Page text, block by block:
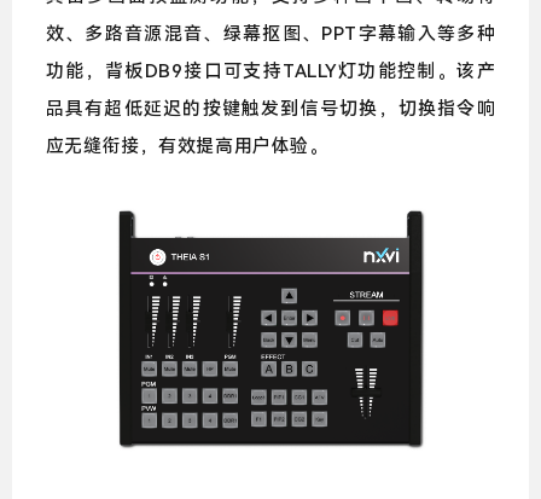
效、多路音源混音、绿幕抠图、PPT字幕输入等多种
功能，背板DB9接口可支持TALLY灯功能控制。该产
品具有超低延迟的按键触发到信号切换，切换指令响
应无缝衔接，有效提高用户体验。